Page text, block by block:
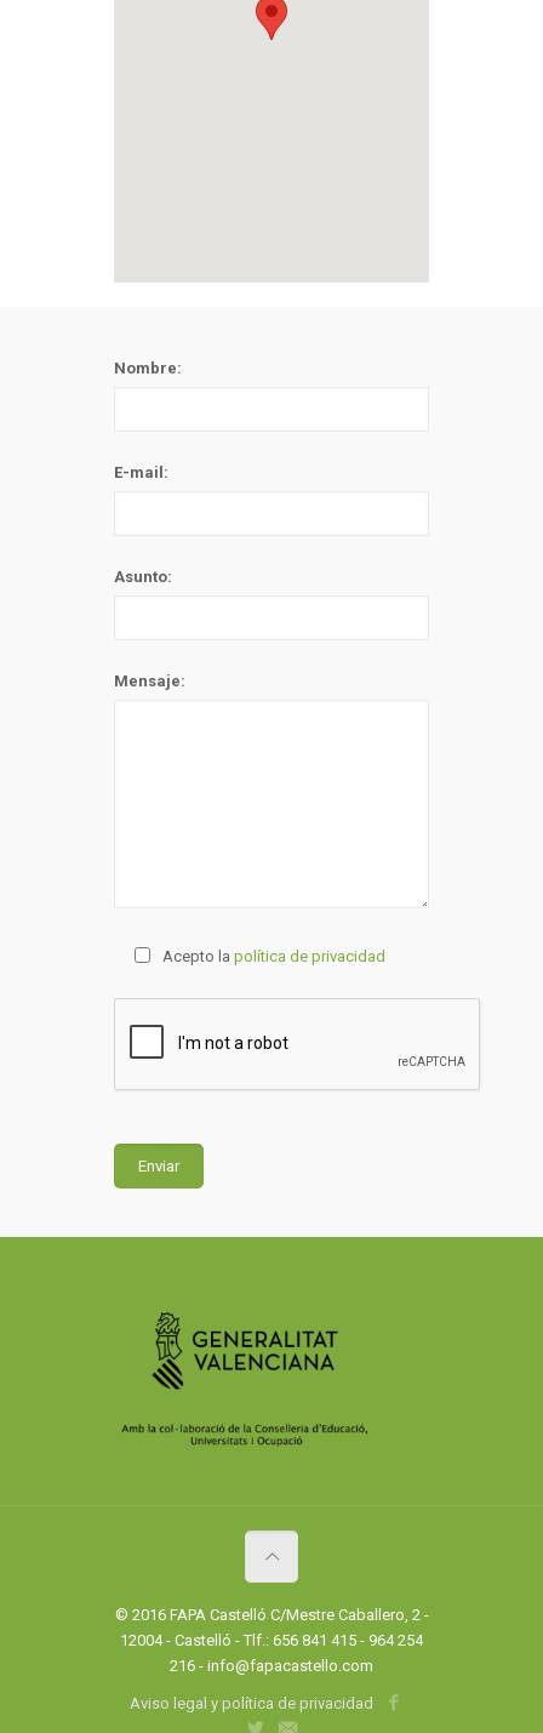
Nombre:
E-mail:
Asunto:
Mensaje:
Acepto la política de privacidad
© 2016 FAPA Castelló C/Mestre Caballero, 2 -
12004 - Castelló - Tlf.: 656 841 415 - 964 254
216 - info@fapacastello.com
Aviso legal y política de privacidad